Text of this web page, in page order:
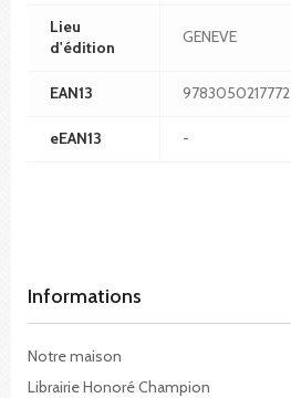
Lieu
d'édition
GENEVE
EAN13 9783050217772
eEAN13 -
Informations
Notre maison
Librairie Honoré Champion